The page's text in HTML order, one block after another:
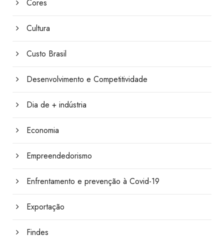
Cores
Cultura
Custo Brasil
Desenvolvimento e Competitividade
Dia de + indústria
Economia
Empreendedorismo
Enfrentamento e prevenção à Covid-19
Exportação
Findes